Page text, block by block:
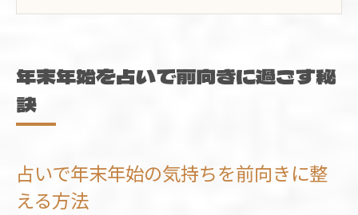
年末と年始どちらに占いを活かすべきかの
践例
新年に運気を引き寄せる行動と占い術
年末年始を占いで前向きに過ごす秘
訣
占いで年末年始の気持ちを前向きに整
える方法